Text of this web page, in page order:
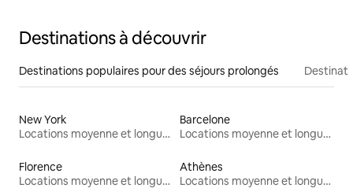
Destinations à découvrir
Destinations populaires pour des séjours prolongés
New York
Locations moyenne et longue durée
Barcelone
Locations moyenne et longue durée
Florence
Locations moyenne et longue durée
Athènes
Locations moyenne et longue durée